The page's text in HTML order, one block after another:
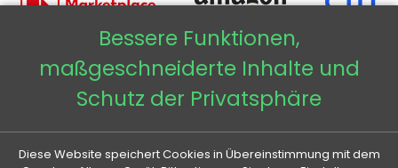
Veneti DE
Bessere Funktionen,
maßgeschneiderte Inhalte und
Schutz der Privatsphäre
Diese Website speichert Cookies in Übereinstimmung mit dem